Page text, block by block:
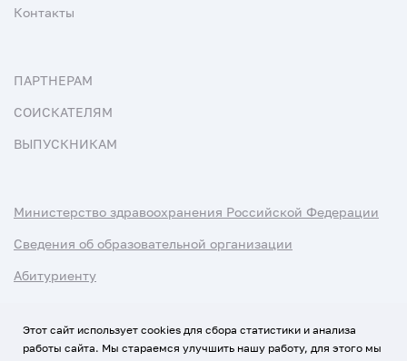
Контакты
ПАРТНЕРАМ
СОИСКАТЕЛЯМ
ВЫПУСКНИКАМ
Министерство здравоохранения Российской Федерации
Сведения об образовательной организации
Абитуриенту
Этот сайт использует cookies для сбора статистики и анализа
работы сайта. Мы стараемся улучшить нашу работу, для этого мы